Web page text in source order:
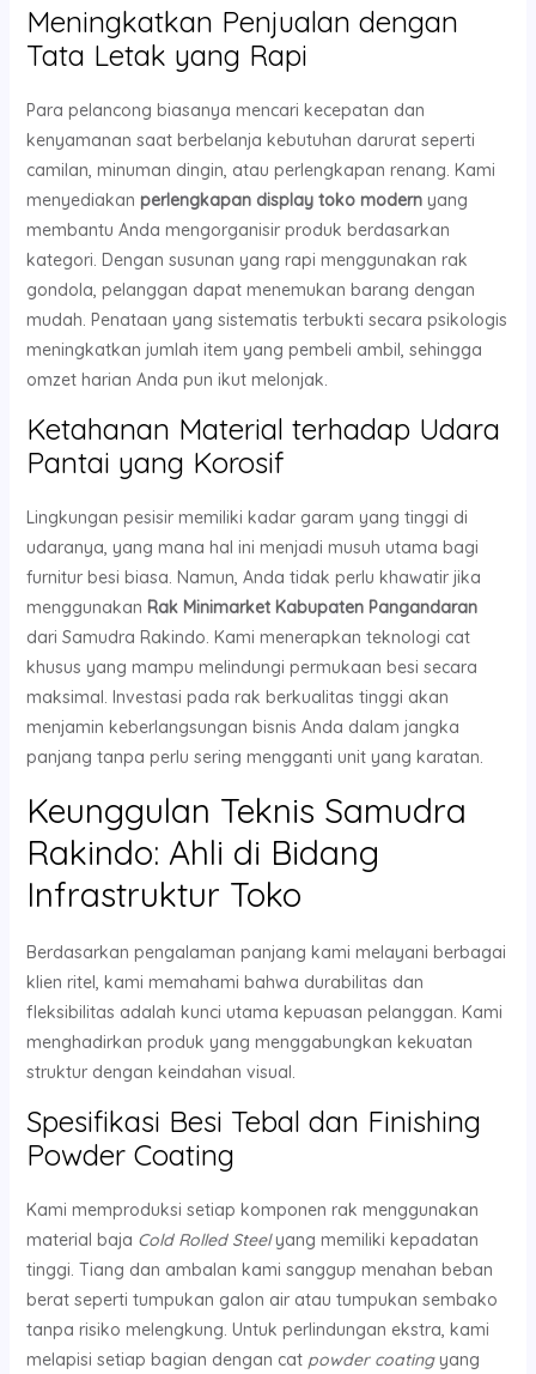
Meningkatkan Penjualan dengan
Tata Letak yang Rapi
Para pelancong biasanya mencari kecepatan dan
kenyamanan saat berbelanja kebutuhan darurat seperti
camilan, minuman dingin, atau perlengkapan renang. Kami
menyediakan perlengkapan display toko modernyang
membantu Anda mengorganisir produk berdasarkan
kategori. Dengan susunan yang rapi menggunakan rak
gondola, pelanggan dapat menemukan barang dengan
mudah. Penataan yang sistematis terbukti secara psikologis
meningkatkan jumlah item yang pembeli ambil, sehingga
omzet harian Anda pun ikut melonjak.
Ketahanan Material terhadap Udara
Pantai yang Korosif
Lingkungan pesisir memiliki kadar garam yang tinggi di
udaranya, yang mana hal ini menjadi musuh utama bagi
furnitur besi biasa. Namun, Anda tidak perlu khawatir jika
menggunakan Rak Minimarket Kabupaten Pangandaran
dari Samudra Rakindo. Kami menerapkan teknologi cat
khusus yang mampu melindungi permukaan besi secara
maksimal. Investasi pada rak berkualitas tinggi akan
menjamin keberlangsungan bisnis Anda dalam jangka
panjang tanpa perlu sering mengganti unit yang karatan.
Keunggulan Teknis Samudra
Rakindo: Ahli di Bidang
Infrastruktur Toko
Berdasarkan pengalaman panjang kami melayani berbagai
klien ritel, kami memahami bahwa durabilitas dan
fleksibilitas adalah kunci utama kepuasan pelanggan. Kami
menghadirkan produk yang menggabungkan kekuatan
struktur dengan keindahan visual.
Spesifikasi Besi Tebal dan Finishing
Powder Coating
Kami memproduksi setiap komponen rak menggunakan
material baja Cold Rolled Steelyang memiliki kepadatan
tinggi. Tiang dan ambalan kami sanggup menahan beban
berat seperti tumpukan galon air atau tumpukan sembako
tanpa risiko melengkung. Untuk perlindungan ekstra, kami
melapisi setiap bagian dengan cat powder coatingyang